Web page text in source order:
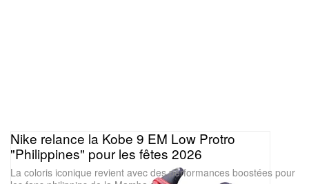
Nike relance la Kobe 9 EM Low Protro
"Philippines" pour les fêtes 2026
La coloris iconique revient avec des performances boostées pour